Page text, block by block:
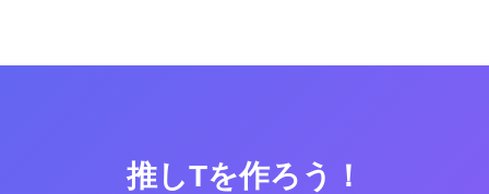
推しTを作ろう！